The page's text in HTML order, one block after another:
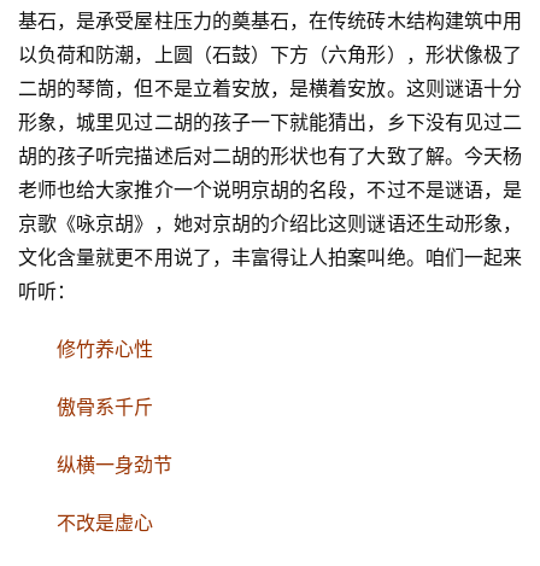
基石，是承受屋柱压力的奠基石，在传统砖木结构建筑中用
以负荷和防潮，上圆（石鼓）下方（六角形），形状像极了
二胡的琴筒，但不是立着安放，是横着安放。这则谜语十分
形象，城里见过二胡的孩子一下就能猜出，乡下没有见过二
胡的孩子听完描述后对二胡的形状也有了大致了解。今天杨
老师也给大家推介一个说明京胡的名段，不过不是谜语，是
京歌《咏京胡》，她对京胡的介绍比这则谜语还生动形象，
文化含量就更不用说了，丰富得让人拍案叫绝。咱们一起来
听听：
修竹养心性
傲骨系千斤
纵横一身劲节
不改是虚心